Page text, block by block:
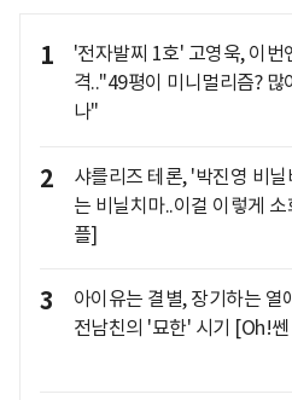
1
'전자발찌 1호' 고영욱, 이번
격.."49평이 미니멀리즘? 많
나"
2
샤를리즈 테론, '박진영 비
는 비닐치마..이걸 이렇게
플]
3
아이유는 결별, 장기하는
전남친의 '묘한' 시기 [Oh!쎈